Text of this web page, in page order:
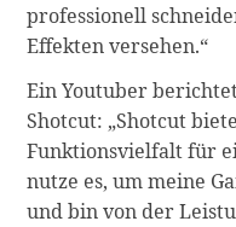
professionell
Effekten versehen.“
Ein Youtuber
Shotcut: „Shotcut
Funktionsvielfalt für
nutze es, um meine
und bin von der